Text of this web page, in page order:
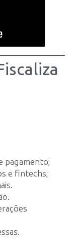
pagamento;
e fintechs;